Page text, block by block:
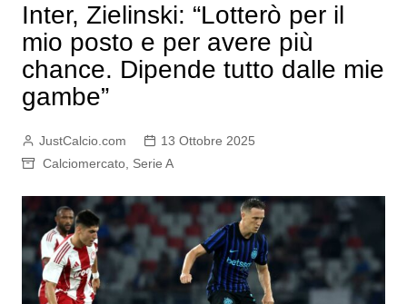
Inter, Zielinski: “Lotterò per il
mio posto e per avere più
chance. Dipende tutto dalle mie
gambe”
JustCalcio.com
13 Ottobre 2025
Calciomercato, Serie A